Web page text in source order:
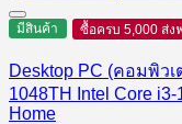
มีสินค้า ซื้อครบ 5,000 ส่ง
Desktop PC (คอมพิว
1048TH Intel Core
Home